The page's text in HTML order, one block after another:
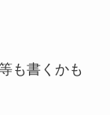
も書くかも